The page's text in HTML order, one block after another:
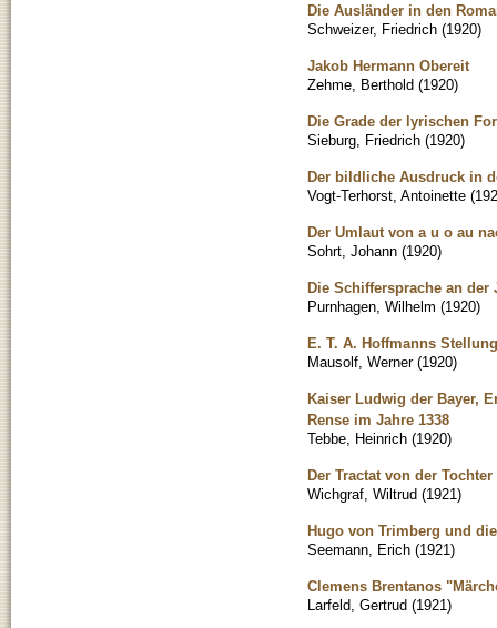
Die Ausländer in den
Schweizer, Friedrich (1920)
Jakob Hermann Obereit
Zehme, Berthold (1920)
Die Grade der lyrischen
Sieburg, Friedrich (1920)
Der bildliche Ausdruck in
Vogt-Terhorst, Antoinette (
Der Umlaut von a u o au
Sohrt, Johann (1920)
Die Schiffersprache an
Purnhagen, Wilhelm (1920)
E. T. A. Hoffmanns
Mausolf, Werner (1920)
Kaiser Ludwig der Bayer,
Rense im Jahre 1338
Tebbe, Heinrich (1920)
Der Tractat von der
Wichgraf, Wiltrud (1921 )
Hugo von Trimberg und
Seemann, Erich (1921 )
Clemens Brentanos
Larfeld, Gertrud (1921 )